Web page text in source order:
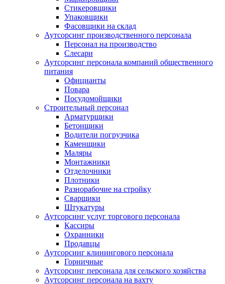
Стикеровщики
Упаковщики
Фасовщики на склад
Аутсорсинг производственного персонала
Персонал на производство
Слесари
Аутсорсинг персонала компаний общественного
питания
Официанты
Повара
Посудомойщики
Строительный персонал
Арматурщики
Бетонщики
Водители погрузчика
Каменщики
Маляры
Монтажники
Отделочники
Плотники
Разнорабочие на стройку
Сварщики
Штукатуры
Аутсорсинг услуг торгового персонала
Кассиры
Охранники
Продавцы
Аутсорсинг клинингового персонала
Горничные
Аутсорсинг персонала для сельского хозяйства
Аутсорсинг персонала на вахту